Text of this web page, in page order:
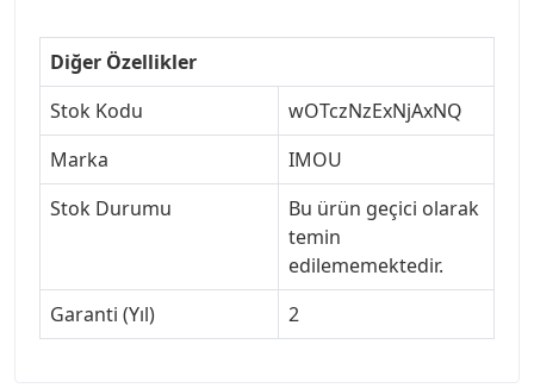
Diğer Özellikler
Stok Kodu
wOTczNzExNjAxNQ
Marka
IMOU
Stok Durumu
Bu ürün geçici olarak
temin
edilememektedir.
Garanti (Yıl)
2